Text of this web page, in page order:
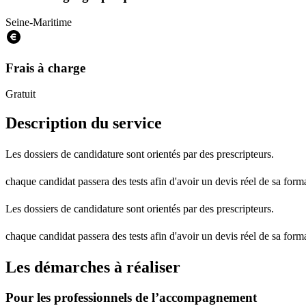
Seine-Maritime
Frais à charge
Gratuit
Description du service
Les dossiers de candidature sont orientés par des prescripteurs.
chaque candidat passera des tests afin d'avoir un devis réel de sa
Les dossiers de candidature sont orientés par des prescripteurs.
chaque candidat passera des tests afin d'avoir un devis réel de sa
Les démarches à réaliser
Pour les professionnels de l’accompagnement